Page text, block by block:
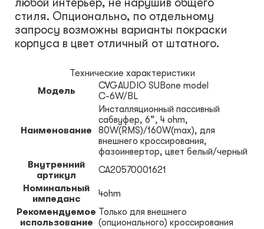
стиля. Опционально, по отдельному
запросу возможны варианты покраски
корпуса в цвет отличный от штатного.
Технические характеристики
Модель
CVGAUDIO SUBone model
С-6W/BL
Наименование
Инсталляционный пассивный
сабвуфер, 6”, 4 ohm,
80W(RMS)/160W(max), для
внешнего кроссирования,
фазоинвертор, цвет белый/черный
Внутренний
артикул
CA20570001621
Номинальный
импеданс
4ohm
Рекомендуемое
использование
Только для внешнего
(опционального) кроссирования